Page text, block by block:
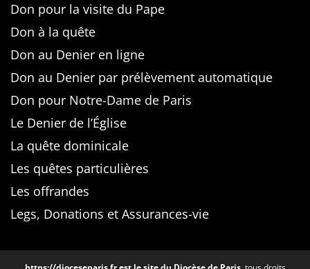
Don pour la visite du Pape
Don à la quête
Don au Denier en ligne
Don au Denier par prélèvement automatique
Don pour Notre-Dame de Paris
Le Denier de l’Église
La quête dominicale
Les quêtes particulières
Les offrandes
Legs, Donations et Assurances-vie